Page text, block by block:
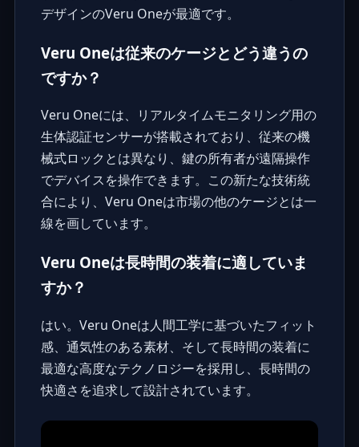
デザインのVeru Oneが最適です。
Veru Oneは従来のケージとどう違うの
ですか？
Veru Oneには、リアルタイムモニタリング用の
生体認証センサーが搭載されており、従来の機
械式ロックとは異なり、鍵の所有者が遠隔操作
でデバイスを操作できます。この新たな技術統
合により、Veru Oneは市場の他のケージとは一
線を画しています。
Veru Oneは長時間の装着に適していま
すか？
はい。Veru Oneは人間工学に基づいたフィット
感、通気性のある素材、そして長時間の装着に
最適な高度なテクノロジーを採用し、長時間の
快適さを追求して設計されています。